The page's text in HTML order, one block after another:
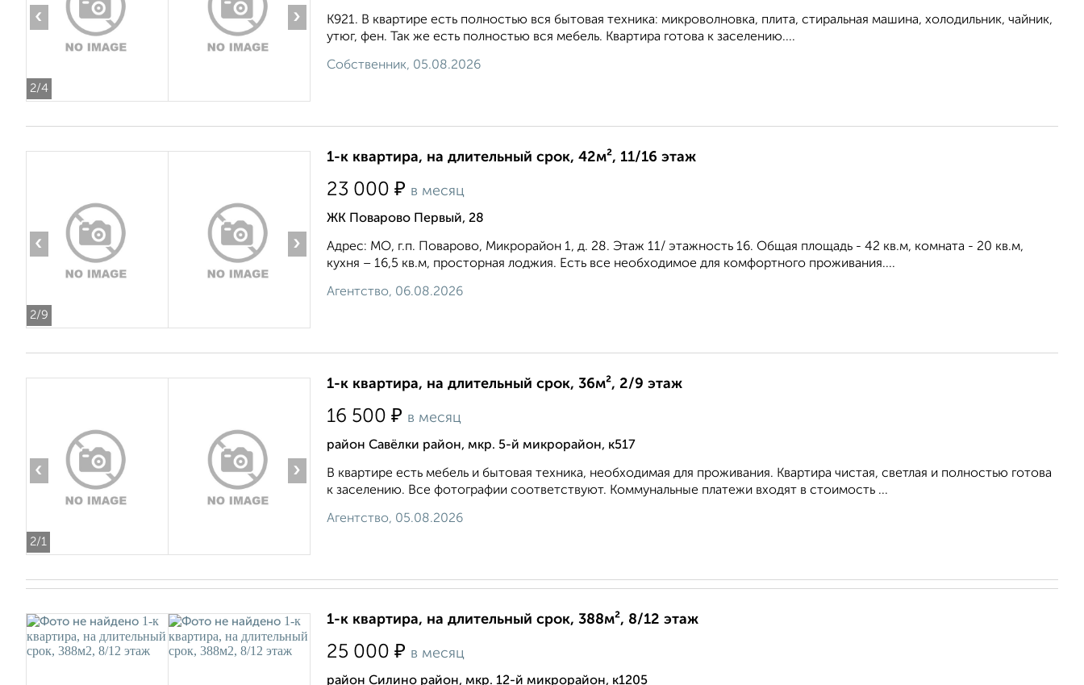
2/4
‹ ›
К921. В квартире есть полностью вся бытовая техника: микроволновка, плита, стиральная машина, холодильник, чайник,
утюг, фен. Так же есть полностью вся мебель. Квартира готова к заселению....
Собственник, 05.08.2026
2/9
‹ ›
1-к квартира, на длительный срок, 42м², 11/16 этаж
23 000 ₽ в месяц
ЖК Поварово Первый, 28
Адрес: МО, г.п. Поварово, Микрорайон 1, д. 28. Этаж 11/ этажность 16. Общая площадь - 42 кв.м, комната - 20 кв.м,
кухня – 16,5 кв.м, просторная лоджия. Есть все необходимое для комфортного проживания....
Агентство, 06.08.2026
2/1
‹ ›
1-к квартира, на длительный срок, 36м², 2/9 этаж
16 500 ₽ в месяц
район Савёлки район, мкр. 5-й микрорайон, к517
В квартире есть мебель и бытовая техника, необходимая для проживания. Квартира чистая, светлая и полностью готова
к заселению. Все фотографии соответствуют. Коммунальные платежи входят в стоимость ...
Агентство, 05.08.2026
1-к квартира, на длительный срок, 388м², 8/12 этаж
25 000 ₽ в месяц
район Силино район, мкр. 12-й микрорайон, к1205